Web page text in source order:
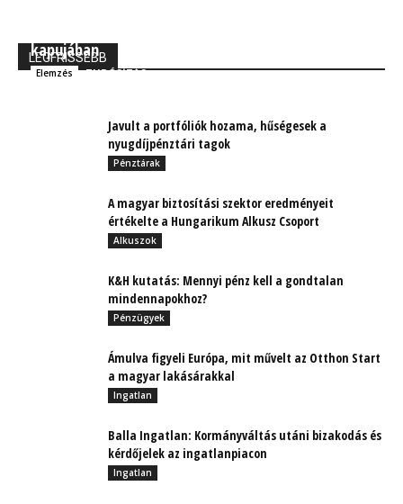
LEGFRISSEBB
kapujában
Elemzés TUDÓSÍTÁS
Javult a portfóliók hozama, hűségesek a
nyugdíjpénztári tagok
Pénztárak
A magyar biztosítási szektor eredményeit
értékelte a Hungarikum Alkusz Csoport
Alkuszok
K&H kutatás: Mennyi pénz kell a gondtalan
mindennapokhoz?
Pénzügyek
Ámulva figyeli Európa, mit művelt az Otthon Start
a magyar lakásárakkal
Ingatlan
Balla Ingatlan: Kormányváltás utáni bizakodás és
kérdőjelek az ingatlanpiacon
Ingatlan